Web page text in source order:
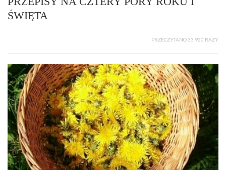
ŚWIĘTA
PRZECZYTANO 33 920 RAZY